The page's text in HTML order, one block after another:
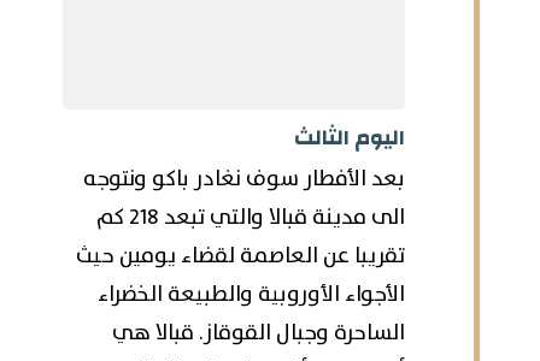
اليوم الثالث
بعد الأفطار سوف نغادر باكو ونتوجه
الى مدينة قبالا والتي تبعد 218 كم
تقريبا عن العاصمة لقضاء يومين حيث
الأجواء الأوروبية والطبيعة الخضراء
الساحرة وجبال القوقاز. قبالا هي